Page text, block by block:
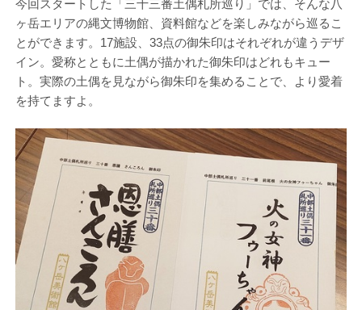
今回スタートした「三十三番土偶札所巡り」では、そんな八
ヶ岳エリアの縄文博物館、資料館などを楽しみながら巡るこ
とができます。17施設、33点の御朱印はそれぞれが違うデザ
イン。愛称とともに土偶が描かれた御朱印はどれもキュー
ト。実際の土偶を見ながら御朱印を集めることで、より愛着
を持てますよ。